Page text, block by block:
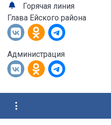
Горячая линия
Глава Ейского района
Администрация